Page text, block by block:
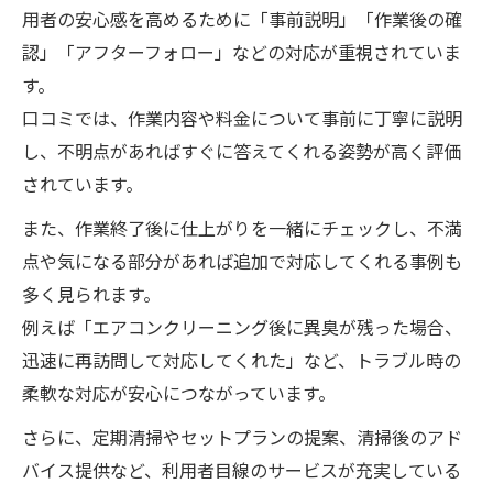
用者の安心感を高めるために「事前説明」「作業後の確
認」「アフターフォロー」などの対応が重視されていま
す。
口コミでは、作業内容や料金について事前に丁寧に説明
し、不明点があればすぐに答えてくれる姿勢が高く評価
されています。
また、作業終了後に仕上がりを一緒にチェックし、不満
点や気になる部分があれば追加で対応してくれる事例も
多く見られます。
例えば「エアコンクリーニング後に異臭が残った場合、
迅速に再訪問して対応してくれた」など、トラブル時の
柔軟な対応が安心につながっています。
さらに、定期清掃やセットプランの提案、清掃後のアド
バイス提供など、利用者目線のサービスが充実している